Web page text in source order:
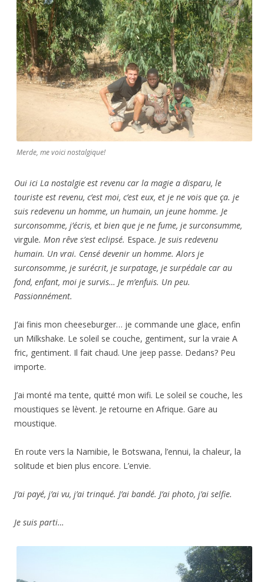
Merde, me voici nostalgique!
Oui ici La nostalgie est revenu car la magie a disparu, le
touriste est revenu, c’est moi, c’est eux, et je ne vois que ça. je
suis redevenu un homme, un humain, un jeune homme. Je
surconsomme, j’écris, et bien que je ne fume, je surconsumme,
virgule. Mon rêve s’est eclipsé. Espace. Je suis redevenu
humain. Un vrai. Censé devenir un homme. Alors je
surconsomme, je surécrit, je surpatage, je surpédale car au
fond, enfant, moi je survis… Je m’enfuis. Un peu.
Passionnément.
J’ai finis mon cheeseburger… je commande une glace, enfin
un Milkshake. Le soleil se couche, gentiment, sur la vraie A
fric, gentiment. Il fait chaud. Une jeep passe. Dedans? Peu
importe.
J’ai monté ma tente, quitté mon wifi. Le soleil se couche, les
moustiques se lèvent. Je retourne en Afrique. Gare au
moustique.
En route vers la Namibie, le Botswana, l’ennui, la chaleur, la
solitude et bien plus encore. L’envie.
J’ai payé, j’ai vu, j’ai trinqué. J’ai bandé. J’ai photo, j’ai selfie.
Je suis parti…